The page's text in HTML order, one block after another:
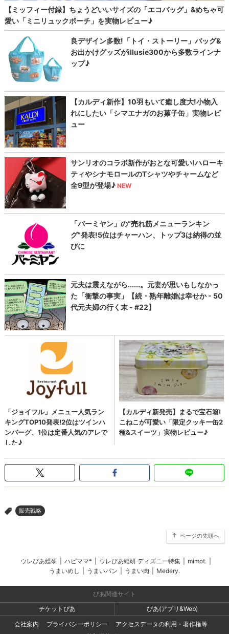
> 販売戦略
ページの先頭へ
ウレぴあ総研 ハピママ* ウレぴあ総研 ディズニー特集 mimot.
うまいめし
うまいパン うまい肉 Medery.
ぴあ関連サイト
チケットぴあ
ぴあ(アプリ&Web)
会社案内
プライバシーポリシー
アクセスデータの利用・著作権等